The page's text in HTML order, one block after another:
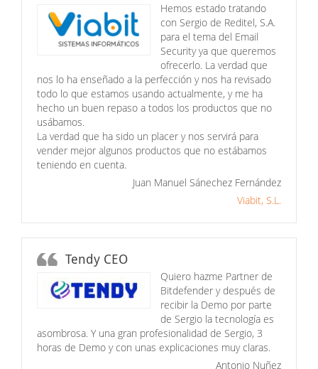
Hemos estado tratando
con Sergio de Reditel, S.A.
para el tema del Email
Security ya que queremos
ofrecerlo. La verdad que
nos lo ha enseñado a la perfección y nos ha revisado
todo lo que estamos usando actualmente, y me ha
hecho un buen repaso a todos los productos que no
usábamos.
La verdad que ha sido un placer y nos servirá para
vender mejor algunos productos que no estábamos
teniendo en cuenta.
Juan Manuel Sánechez Fernández
Viabit, S.L.
Tendy CEO
Quiero hazme Partner de
Bitdefender y después de
recibir la Demo por parte
de Sergio la tecnología es
asombrosa. Y una gran profesionalidad de Sergio, 3
horas de Demo y con unas explicaciones muy claras.
Antonio Nuñez